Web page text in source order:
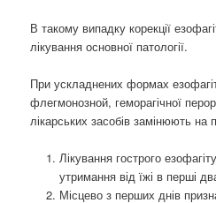
В такому випадку корекції
лікування основної патології.
При ускладнених формах
флегмонозной, геморагічної
лікарських засобів замінюють на
Лікування гострого
утримання від їжі в перші
Місцево з перших днів